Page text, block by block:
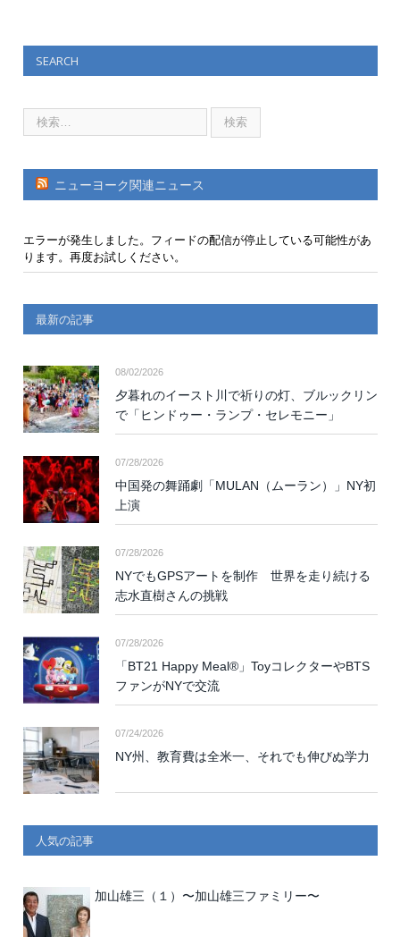
SEARCH
ニューヨーク関連ニュース
エラーが発生しました。フィードの配信が停止している可能性があ
ります。再度お試しください。
最新の記事
08/02/2026
夕暮れのイースト川で祈りの灯、ブルックリン
で「ヒンドゥー・ランプ・セレモニー」
07/28/2026
中国発の舞踊劇「MULAN（ムーラン）」NY初
上演
07/28/2026
NYでもGPSアートを制作 世界を走り続ける
志水直樹さんの挑戦
07/28/2026
「BT21 Happy Meal®」ToyコレクターやBTS
ファンがNYで交流
07/24/2026
NY州、教育費は全米一、それでも伸びぬ学力
人気の記事
加山雄三（１）〜加山雄三ファミリー〜